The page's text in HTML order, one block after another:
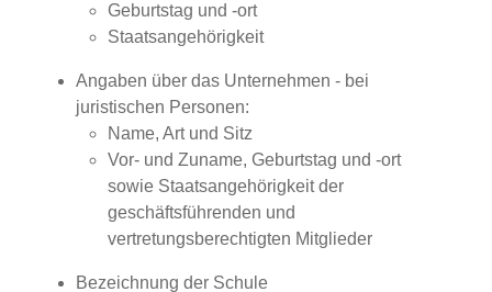
Geburtstag und -ort
Staatsangehörigkeit
Angaben über das Unternehmen - bei
juristischen Personen:
Name, Art und Sitz
Vor- und Zuname, Geburtstag und -ort
sowie Staatsangehörigkeit der
geschäftsführenden und
vertretungsberechtigten Mitglieder
Bezeichnung der Schule